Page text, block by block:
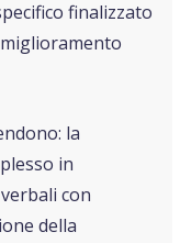
finalizzato
la
in
con
della